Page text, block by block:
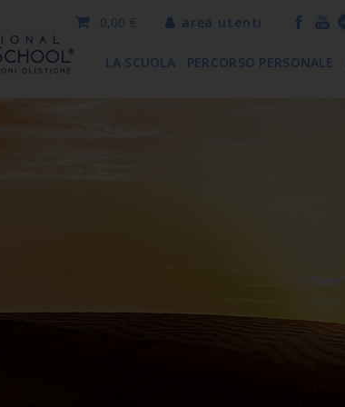
area utenti
0,00 €
LA SCUOLA PERCORSO PERSONALE